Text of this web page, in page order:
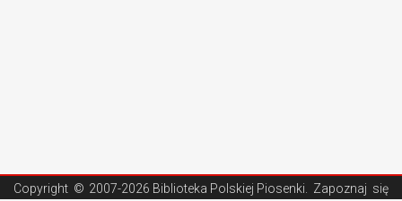
Copyright © 2007-2026 Biblioteka Polskiej Piosenki . Zapoznaj się